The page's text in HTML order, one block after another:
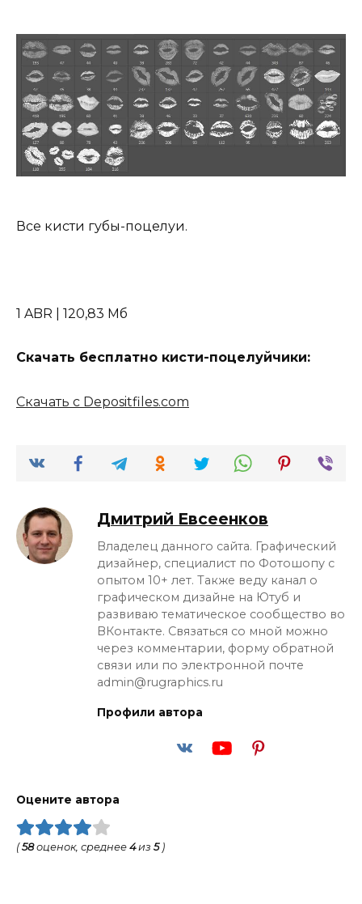
Все кисти губы-поцелуи.
1 ABR | 120,83 Мб
Скачать бесплатно кисти-поцелуйчики:
Скачать с Depositfiles.com
Дмитрий Евсеенков
Владелец данного сайта. Графический
дизайнер, специалист по Фотошопу с
опытом 10+ лет. Также веду канал о
графическом дизайне на Ютуб и
развиваю тематическое сообщество во
ВКонтакте. Связаться со мной можно
через комментарии, форму обратной
связи или по электронной почте
admin@rugraphics.ru
Профили автора
Оцените автора
(58оценок, среднее 4из 5)